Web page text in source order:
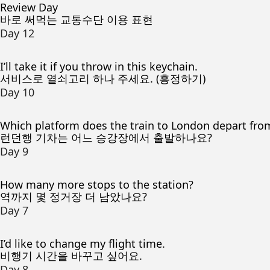
Review Day
바로 써먹는 교통수단 이용 표현
Day 12
I’ll take it if you throw in this keychain.
서비스로 열쇠고리 하나 주세요. (흥정하기)
Day 10
Which platform does the train to London depart
런던행 기차는 어느 승강장에서 출발하나요?
Day 9
How many more stops to the station?
역까지 몇 정거장 더 남았나요?
Day 7
I’d like to change my flight time.
비행기 시간을 바꾸고 싶어요.